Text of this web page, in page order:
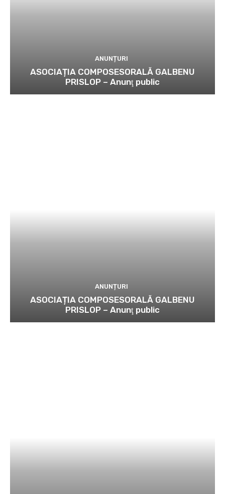
ANUNȚURI
ASOCIAȚIA COMPOSESORALĂ GALBENU
PRISLOP – Anunţ public
ANUNȚURI
ASOCIAȚIA COMPOSESORALĂ GALBENU
PRISLOP – Anunţ public